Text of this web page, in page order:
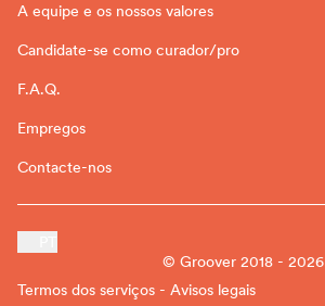
A equipe e os nossos valores
Candidate-se como curador/pro
F.A.Q.
Empregos
Contacte-nos
© Groover 2018 - 2026
Termos dos serviços - Avisos legais